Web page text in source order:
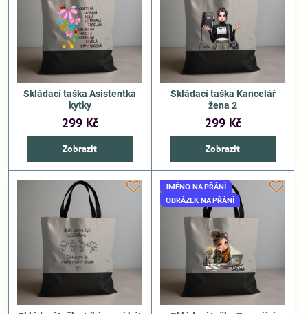
Skládací taška Asistentka
kytky
299 Kč
Zobrazit
Skládací taška Kancelář
žena 2
299 Kč
Zobrazit
JMÉNO NA PŘÁNÍ
OBRÁZEK NA PŘÁNÍ